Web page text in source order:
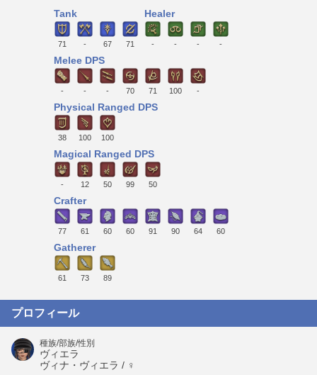
Tank
71 - 67 71
Healer
- - - -
Melee DPS
- - - 70 71 100 -
Physical Ranged DPS
38 100 100
Magical Ranged DPS
- 12 50 99 50
Crafter
77 61 60 60 91 90 64 60
Gatherer
61 73 89
プロフィール
種族/部族/性別
ヴィエラ
ヴィナ・ヴィエラ / ♀